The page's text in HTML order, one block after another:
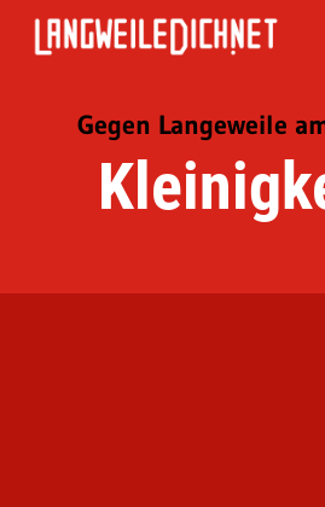
Gegen Langeweile